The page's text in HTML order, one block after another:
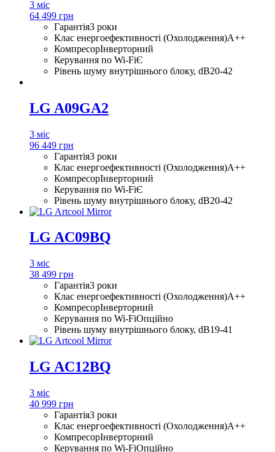
3 міс
64 499 грн
Гарантія3 роки
Клас енергоефективності (Охолодження)A++
КомпресорІнверторний
Керування по Wi-FiЄ
Рівень шуму внутрішнього блоку, dB20-42
LG A09GA2
3 міс
96 449 грн
Гарантія3 роки
Клас енергоефективності (Охолодження)A++
КомпресорІнверторний
Керування по Wi-FiЄ
Рівень шуму внутрішнього блоку, dB20-42
LG AC09BQ
3 міс
38 499 грн
Гарантія3 роки
Клас енергоефективності (Охолодження)A++
КомпресорІнверторний
Керування по Wi-FiОпційно
Рівень шуму внутрішнього блоку, dB19-41
LG AC12BQ
3 міс
40 999 грн
Гарантія3 роки
Клас енергоефективності (Охолодження)A++
КомпресорІнверторний
Керування по Wi-FiОпційно